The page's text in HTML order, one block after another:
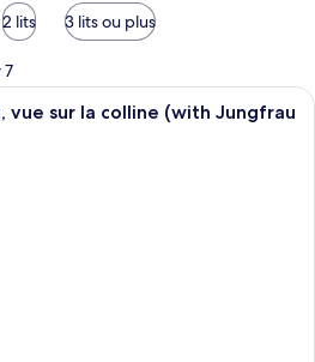
2 lits 3 lits ou plus
7
Une chambre d’hôtel moderne
vue sur la colline (with Jungfrau